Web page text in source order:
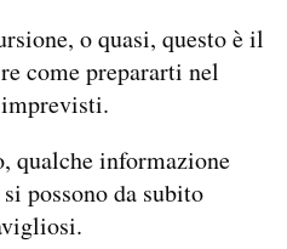
o quasi, questo è il
come prepararti nel
qualche informazione
possono da subito